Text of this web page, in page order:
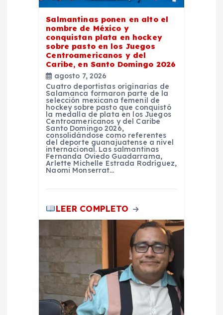
Salmantinas ponen en alto el
nombre de México y
conquistan plata en hockey
sobre pasto en los Juegos
Centroamericanos y del
Caribe, en Santo Domingo 2026
agosto 7, 2026
Cuatro deportistas originarias de
Salamanca formaron parte de la
selección mexicana femenil de
hockey sobre pasto que conquistó
la medalla de plata en los Juegos
Centroamericanos y del Caribe
Santo Domingo 2026,
consolidándose como referentes
del deporte guanajuatense a nivel
internacional. Las salmantinas
Fernanda Oviedo Guadarrama,
Arlette Michelle Estrada Rodríguez,
Naomi Monserrat…
LEER COMPLETO